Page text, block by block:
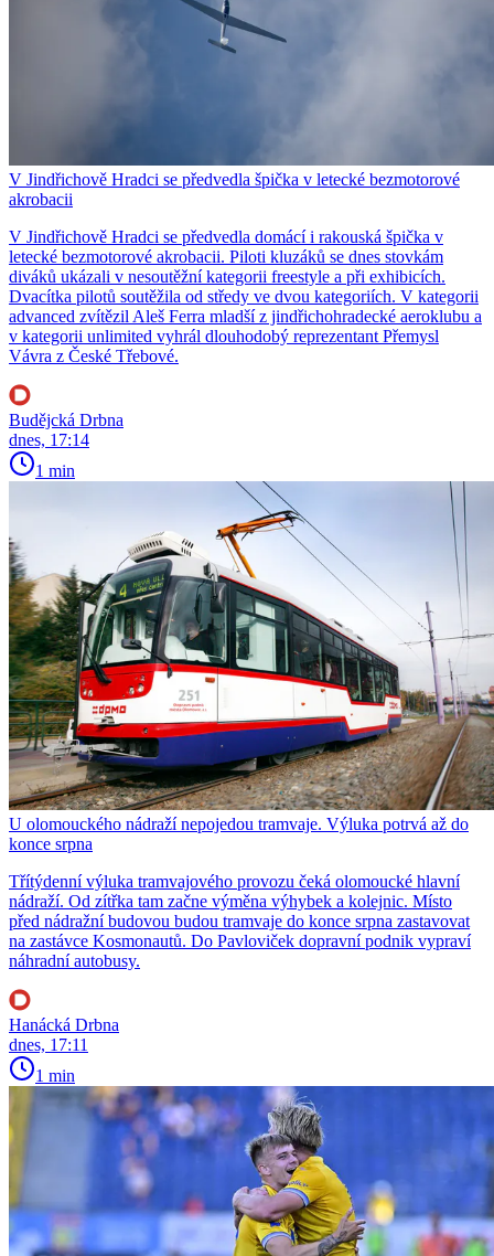
V Jindřichově Hradci se předvedla špička v letecké bezmotorové
akrobacii
V Jindřichově Hradci se předvedla domácí i rakouská špička v
letecké bezmotorové akrobacii. Piloti kluzáků se dnes stovkám
diváků ukázali v nesoutěžní kategorii freestyle a při exhibicích.
Dvacítka pilotů soutěžila od středy ve dvou kategoriích. V kategorii
advanced zvítězil Aleš Ferra mladší z jindřichohradecké aeroklubu a
v kategorii unlimited vyhrál dlouhodobý reprezentant Přemysl
Vávra z České Třebové.
Budějcká Drbna
dnes, 17:14
1 min
U olomouckého nádraží nepojedou tramvaje. Výluka potrvá až do
konce srpna
Třítýdenní výluka tramvajového provozu čeká olomoucké hlavní
nádraží. Od zítřka tam začne výměna výhybek a kolejnic. Místo
před nádražní budovou budou tramvaje do konce srpna zastavovat
na zastávce Kosmonautů. Do Pavloviček dopravní podnik vypraví
náhradní autobusy.
Hanácká Drbna
dnes, 17:11
1 min